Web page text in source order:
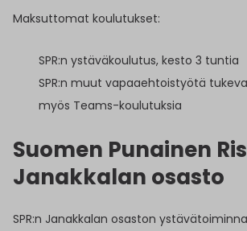
Maksuttomat koulutukset:
SPR:n ystäväkoulutus, kesto 3 tuntia
SPR:n muut vapaaehtoistyötä
myös Teams-koulutuksia
Suomen Punainen
Janakkalan osasto
SPR:n Janakkalan osaston